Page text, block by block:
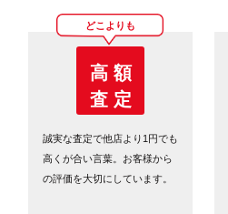
どこよりも
高 額
査 定
誠実な査定で他店より1円でも
高くが合い言葉。お客様から
の評価を大切にしています。